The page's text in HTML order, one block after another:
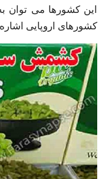
این کشورها می
کشورهای اروپایی